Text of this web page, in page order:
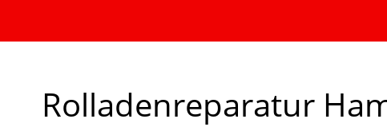
Rolladenreparatur